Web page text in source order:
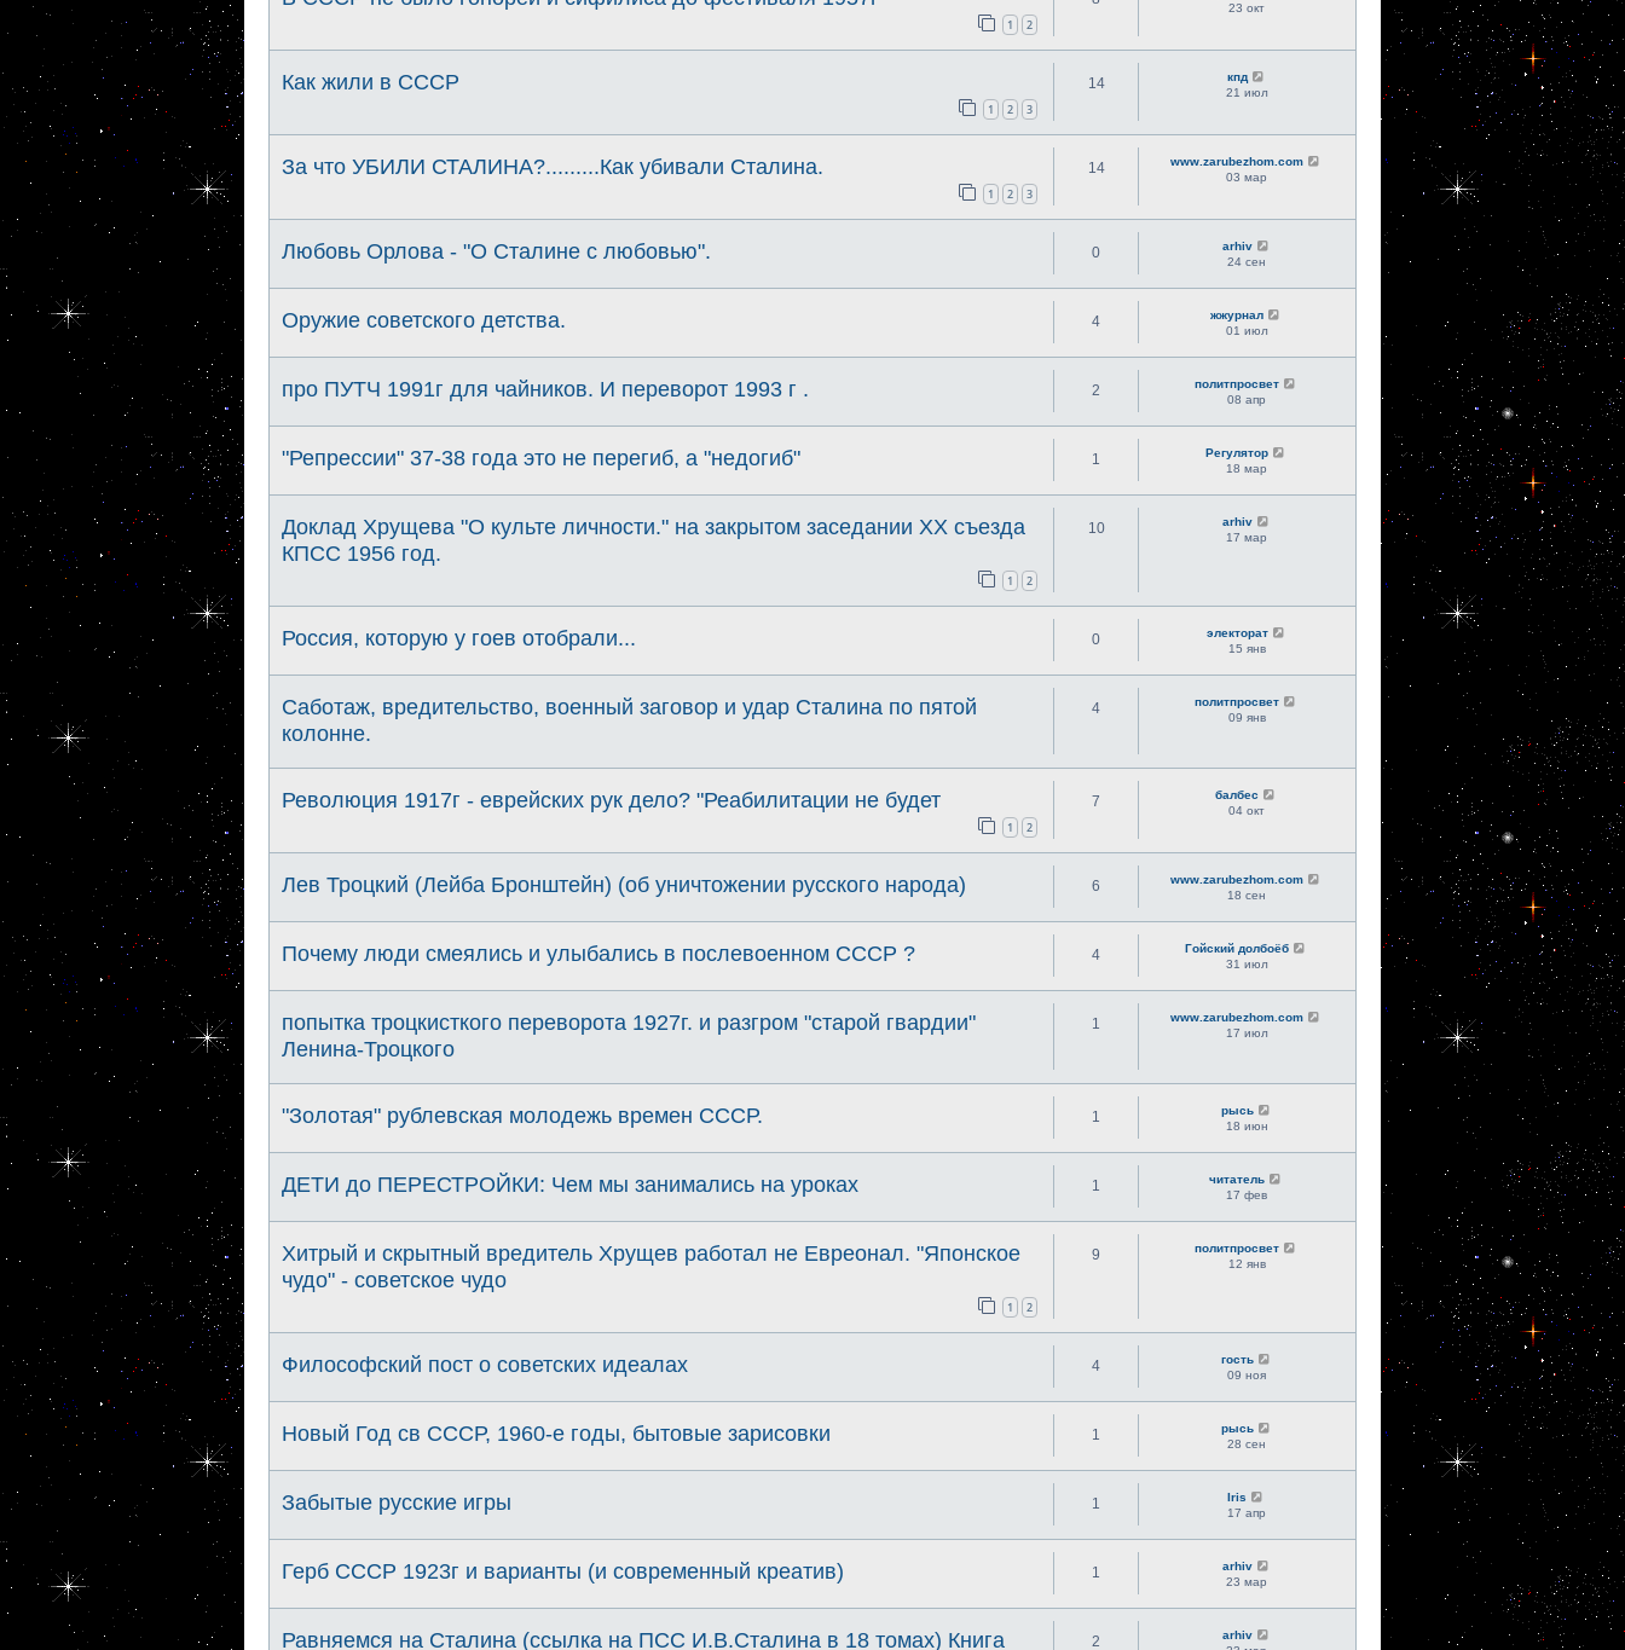
1 2
23 окт
Как жили в СССР
1 2 3
14
кпд
21 июл
За что УБИЛИ СТАЛИНА?.........Как убивали Сталина.
1 2 3
14
www.zarubezhom.com
03 мар
Любовь Орлова - "О Сталине с любовью". 0
arhiv
24 сен
Оружие советского детства. 4
жжурнал
01 июл
про ПУТЧ 1991г для чайников. И переворот 1993 г . 2
политпросвет
08 апр
"Репрессии" 37-38 года это не перегиб, а "недогиб" 1
Регулятор
18 мар
Доклад Хрущева "О культе личности." на закрытом заседании XX съезда
КПСС 1956 год.
1 2
10
arhiv
17 мар
Россия, которую у гоев отобрали... 0
электорат
15 янв
Саботаж, вредительство, военный заговор и удар Сталина по пятой
колонне.
4
политпросвет
09 янв
Революция 1917г - еврейских рук дело? "Реабилитации не будет
1 2
7
балбес
04 окт
Лев Троцкий (Лейба Бронштейн) (об уничтожении русского народа) 6
www.zarubezhom.com
18 сен
Почему люди смеялись и улыбались в послевоенном СССР ? 4
Гойский долбоёб
31 июл
попытка троцкисткого переворота 1927г. и разгром "старой гвардии"
Ленина-Троцкого
1
www.zarubezhom.com
17 июл
"Золотая" рублевская молодежь времен СССР. 1
рысь
18 июн
ДЕТИ до ПЕРЕСТРОЙКИ: Чем мы занимались на уроках 1
читатель
17 фев
Хитрый и скрытный вредитель Хрущев работал не Евреонал. "Японское
чудо" - советское чудо
1 2
9
политпросвет
12 янв
Философский пост о советских идеалах 4
гость
09 ноя
Новый Год св СССР, 1960-е годы, бытовые зарисовки 1
рысь
28 сен
Забытые русские игры 1
Iris
17 апр
Герб СССР 1923г и варианты (и современный креатив) 1
arhiv
23 мар
Равняемся на Сталина (ссылка на ПСС И.В.Сталина в 18 томах) Книга 2
arhiv